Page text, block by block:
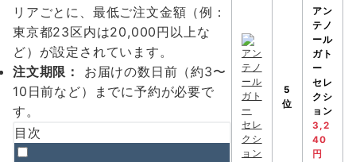
リアごとに、最低ご注文金額（例：
東京都23区内は20,000円以上な
ど）が設定されています。
注文期限：
お届けの数日前（約3〜
10日前など）までに予約が必要で
す。
目次
5
位
アン
テノ
ール
ガト
ー
セレ
クシ
ョン
3,2
40
円